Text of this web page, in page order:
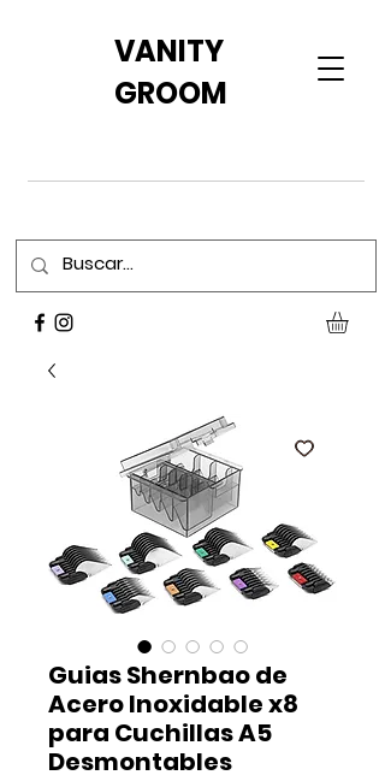
VANITY
GROOM
Guias Shernbao de
Acero Inoxidable x8
para Cuchillas A5
Desmontables